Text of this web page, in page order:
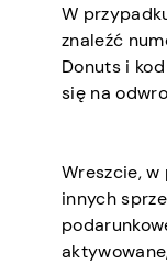
W
znaleźć
Donuts i
się na
Wreszcie,
innych